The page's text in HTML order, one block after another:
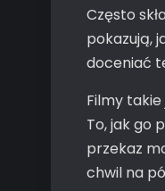
Często
pokazują,
doceniać
Filmy
To, jak go
przekaz
chwil na